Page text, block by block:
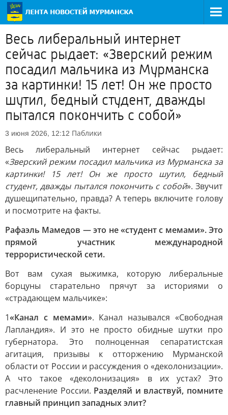
Весь либеральный интернет
сейчас рыдает: «Зверский режим
посадил мальчика из Мурманска
за картинки! 15 лет! Он же просто
шутил, бедный студент, дважды
пытался покончить с собой»
3 июня 2026, 12:12 Паблики
Весь либеральный интернет сейчас рыдает:
«Зверский режим посадил мальчика из Мурманска за
картинки! 15 лет! Он же просто шутил, бедный
студент, дважды пытался покончить с собой». Звучит
душещипательно, правда? А теперь включите голову
и посмотрите на факты.
Рафаэль Мамедов — это не «студент с мемами». Это
прямой участник международной
террористической сети.
Вот вам сухая выжимка, которую либеральные
борцуны старательно прячут за историями о
«страдающем мальчике»:
1«Канал с мемами». Канал назывался «Свободная
Лапландия». И это не просто обидные шутки про
губернатора. Это полноценная сепаратистская
агитация, призывы к отторжению Мурманской
области от России и рассуждения о «деколонизации».
А что такое «деколонизация» в их устах? Это
расчленение России. Разделяй и властвуй, помните
главный принцип западных элит?